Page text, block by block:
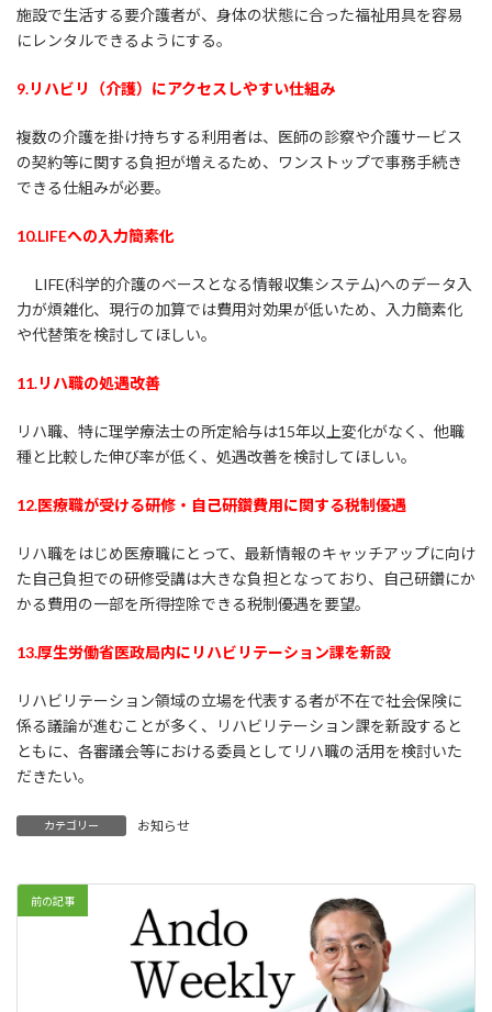
施設で生活する要介護者が、身体の状態に合った福祉用具を容易
にレンタルできるようにする。
9.リハビリ（介護）にアクセスしやすい仕組み
複数の介護を掛け持ちする利用者は、医師の診察や介護サービス
の契約等に関する負担が増えるため、ワンストップで事務手続き
できる仕組みが必要。
10.LIFEへの入力簡素化
LIFE(科学的介護のベースとなる情報収集システム)へのデータ入
力が煩雑化、現行の加算では費用対効果が低いため、入力簡素化
や代替策を検討してほしい。
11.リハ職の処遇改善
リハ職、特に理学療法士の所定給与は15年以上変化がなく、他職
種と比較した伸び率が低く、処遇改善を検討してほしい。
12.医療職が受ける研修・自己研鑽費用に関する税制優遇
リハ職をはじめ医療職にとって、最新情報のキャッチアップに向け
た自己負担での研修受講は大きな負担となっており、自己研鑽にか
かる費用の一部を所得控除できる税制優遇を要望。
13.厚生労働省医政局内にリハビリテーション課を新設
リハビリテーション領域の立場を代表する者が不在で社会保険に
係る議論が進むことが多く、リハビリテーション課を新設すると
ともに、各審議会等における委員としてリハ職の活用を検討いた
だきたい。
カテゴリー お知らせ
前の記事